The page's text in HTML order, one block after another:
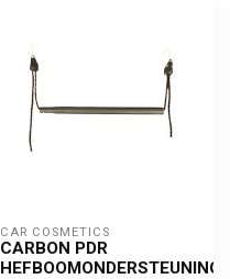
CAR COSMETICS
CARBON PDR
HEFBOOMONDERSTEUNING